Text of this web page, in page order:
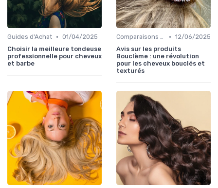
Guides d'Achat • 01/04/2025
Choisir la meilleure tondeuse
professionnelle pour cheveux
et barbe
Comparaisons et Revues de Produits • 12/06/2025
Avis sur les produits
Bouclème : une révolution
pour les cheveux bouclés et
texturés